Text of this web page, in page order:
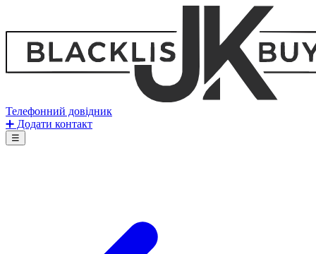
Телефонний довідник
➕ Додати контакт
☰